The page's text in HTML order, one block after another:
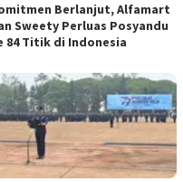
Berlanjut, Alfamart
Sweety Perluas Posyandu
84 Titik di Indonesia